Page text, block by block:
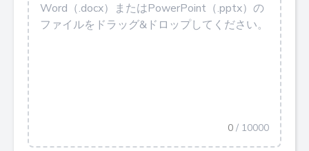
Word（.docx）またはPowerPoint（.pptx）の
ファイルをドラッグ&ドロップしてください。
0 / 10000